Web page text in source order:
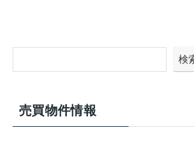
検
売買物件情報